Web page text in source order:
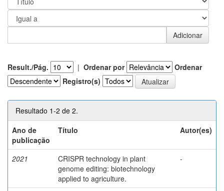
Result./Pág. | Ordenar por
Ordenar
Registro(s)
Resultado 1-2 de 2.
Ano de
publicação
Título Autor(es)
2021
CRISPR technology in plant
genome editing: biotechnology
applied to agriculture.
-